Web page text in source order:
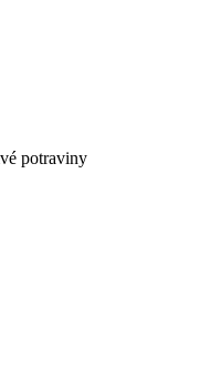
potraviny